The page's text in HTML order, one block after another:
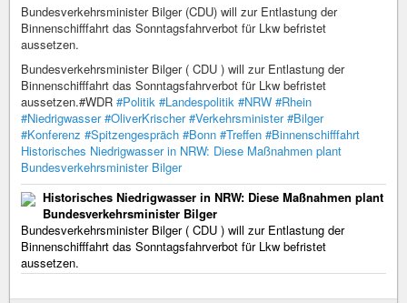
Bundesverkehrsminister Bilger (CDU) will zur Entlastung der
Binnenschifffahrt das Sonntagsfahrverbot für Lkw befristet
aussetzen.
Bundesverkehrsminister Bilger ( CDU ) will zur Entlastung der
Binnenschifffahrt das Sonntagsfahrverbot für Lkw befristet
aussetzen.#WDR #Politik #Landespolitik #NRW #Rhein
#Niedrigwasser #OliverKrischer #Verkehrsminister #Bilger
#Konferenz #Spitzengespräch #Bonn #Treffen #Binnenschifffahrt
Historisches Niedrigwasser in NRW: Diese Maßnahmen plant
Bundesverkehrsminister Bilger
Historisches Niedrigwasser in NRW: Diese Maßnahmen plant
Bundesverkehrsminister Bilger
Bundesverkehrsminister Bilger ( CDU ) will zur Entlastung der
Binnenschifffahrt das Sonntagsfahrverbot für Lkw befristet
aussetzen.